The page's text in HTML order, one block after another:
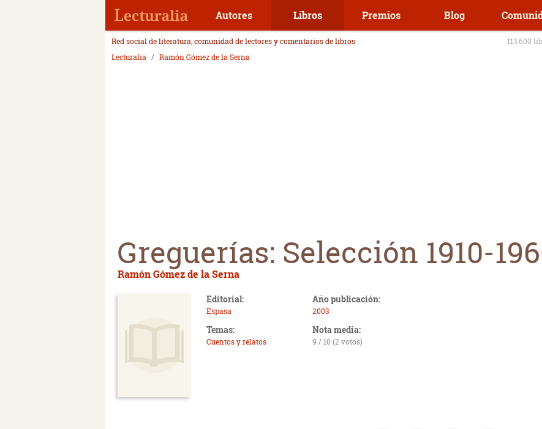
Autores Libros Premios Blog
Red social de literatura, comunidad de lectores y comentarios de libros
113.600
Lecturalia
Ramón Gómez de la Serna
Greguerías: Selección 1910-
Ramón Gómez de la Serna
Editorial:
Espasa
Año publicación:
2003
Temas:
Cuentos y relatos
Nota media:
9 / 10 (2 votos)